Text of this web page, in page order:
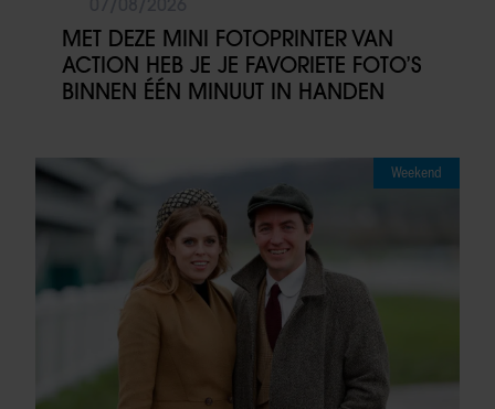
MET DEZE MINI FOTOPRINTER VAN
ACTION HEB JE JE FAVORIETE FOTO’S
BINNEN ÉÉN MINUUT IN HANDEN
Weekend